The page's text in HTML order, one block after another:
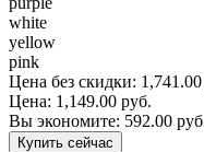
white
yellow
pink
Цена без скидки:
Цена: 1,149.00 руб.
Вы экономите: 592.00
Купить сейчас